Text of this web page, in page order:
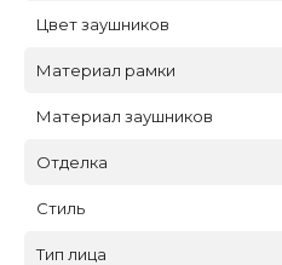
Цвет заушников
Материал рамки
Материал заушников
Отделка
Стиль
Тип лица